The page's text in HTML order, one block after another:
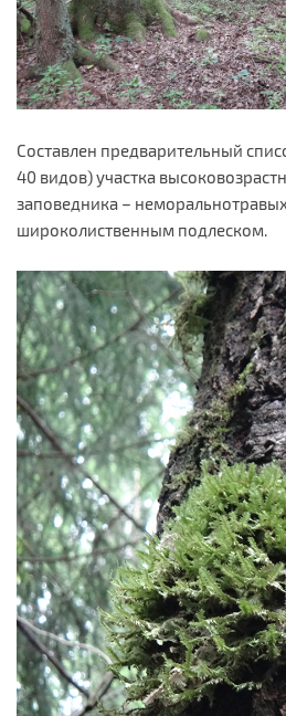
Составлен предварительный
40 видов) участка
заповедника –
широколиственным подлеском.